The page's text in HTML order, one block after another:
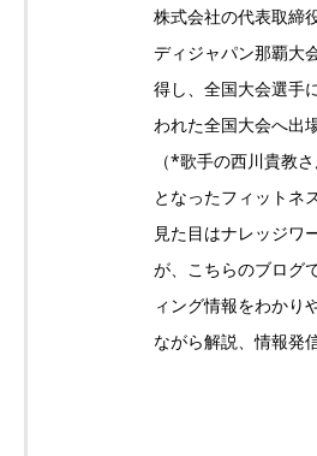
株式会社の代表取締
ディジャパン那覇大
得し、全国大会選手
われた全国大会へ出
（*歌手の西川貴教
となったフィットネ
見た目はナレッジワ
が、こちらのブログ
ィング情報をわかり
ながら解説、情報発